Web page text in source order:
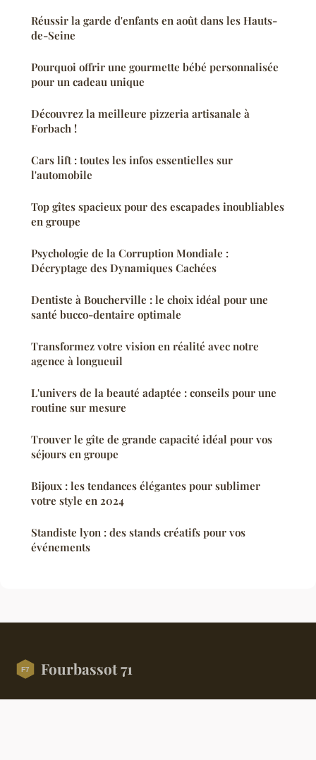
Réussir la garde d'enfants en août dans les Hauts-
de-Seine
Pourquoi offrir une gourmette bébé personnalisée
pour un cadeau unique
Découvrez la meilleure pizzeria artisanale à
Forbach !
Cars lift : toutes les infos essentielles sur
l'automobile
Top gîtes spacieux pour des escapades inoubliables
en groupe
Psychologie de la Corruption Mondiale :
Décryptage des Dynamiques Cachées
Dentiste à Boucherville : le choix idéal pour une
santé bucco-dentaire optimale
Transformez votre vision en réalité avec notre
agence à longueuil
L'univers de la beauté adaptée : conseils pour une
routine sur mesure
Trouver le gîte de grande capacité idéal pour vos
séjours en groupe
Bijoux : les tendances élégantes pour sublimer
votre style en 2024
Standiste lyon : des stands créatifs pour vos
événements
Fourbassot 71